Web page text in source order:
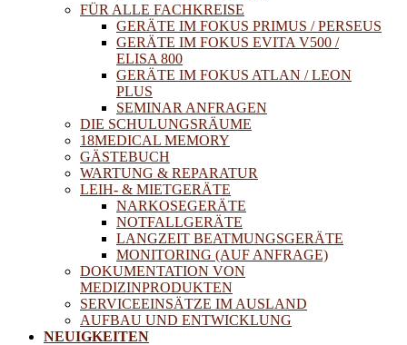
FÜR ALLE FACHKREISE
GERÄTE IM FOKUS PRIMUS / PERSEUS
GERÄTE IM FOKUS EVITA V500 /
ELISA 800
GERÄTE IM FOKUS ATLAN / LEON
PLUS
SEMINAR ANFRAGEN
DIE SCHULUNGSRÄUME
18MEDICAL MEMORY
GÄSTEBUCH
WARTUNG & REPARATUR
LEIH- & MIETGERÄTE
NARKOSEGERÄTE
NOTFALLGERÄTE
LANGZEIT BEATMUNGSGERÄTE
MONITORING (AUF ANFRAGE)
DOKUMENTATION VON
MEDIZINPRODUKTEN
SERVICEEINSÄTZE IM AUSLAND
AUFBAU UND ENTWICKLUNG
NEUIGKEITEN